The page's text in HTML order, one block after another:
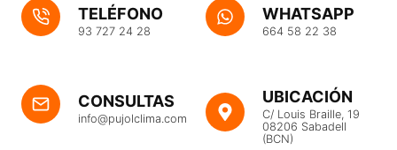
TELÉFONO
93 727 24 28
WHATSAPP
664 58 22 38
CONSULTAS
info@pujolclima.com
UBICACIÓN
C/ Louis Braille, 19
08206 Sabadell
(BCN)